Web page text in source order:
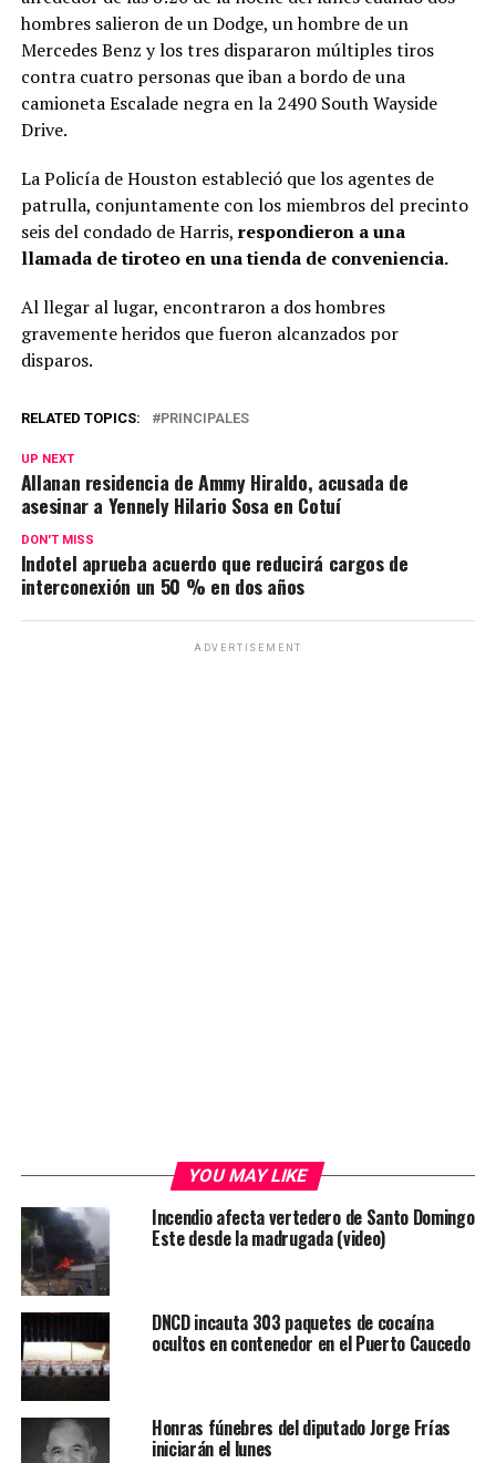
hombres salieron de un Dodge, un hombre de un
Mercedes Benz y los tres dispararon múltiples tiros
contra cuatro personas que iban a bordo de una
camioneta Escalade negra en la 2490 South Wayside
Drive.
La Policía de Houston estableció que los agentes de
patrulla, conjuntamente con los miembros del precinto
seis del condado de Harris, respondieron a una
llamada de tiroteo en una tienda de conveniencia.
Al llegar al lugar, encontraron a dos hombres
gravemente heridos que fueron alcanzados por
disparos.
RELATED TOPICS: PRINCIPALES
UP NEXT
Allanan residencia de Ammy Hiraldo, acusada de
asesinar a Yennely Hilario Sosa en Cotuí
DON'T MISS
Indotel aprueba acuerdo que reducirá cargos de
interconexión un 50 % en dos años
ADVERTISEMENT
YOU MAY LIKE
Incendio afecta vertedero de Santo Domingo
Este desde la madrugada (video)
DNCD incauta 303 paquetes de cocaína
ocultos en contenedor en el Puerto Caucedo
Honras fúnebres del diputado Jorge Frías
iniciarán el lunes